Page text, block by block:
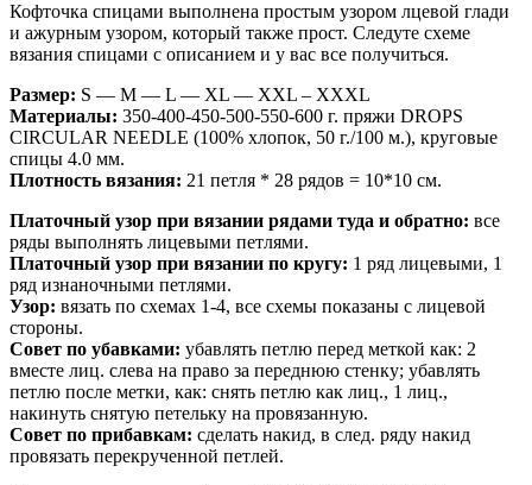
Кофточка спицами выполнена простым узором лцевой глади
и ажурным узором, который также прост. Следуте схеме
вязания спицами с описанием и у вас все получиться.
Размер: S — M — L — XL — XXL – XXXL
Материалы: 350-400-450-500-550-600 г. пряжи DROPS
CIRCULAR NEEDLE (100% хлопок, 50 г./100 м.), круговые
спицы 4.0 мм.
Плотность вязания: 21 петля * 28 рядов = 10*10 см.
Платочный узор при вязании рядами туда и обратно: все
ряды выполнять лицевыми петлями.
Платочный узор при вязании по кругу: 1 ряд лицевыми, 1
ряд изнаночными петлями.
Узор: вязать по схемах 1-4, все схемы показаны с лицевой
стороны.
Совет по убавками: убавлять петлю перед меткой как: 2
вместе лиц. слева на право за переднюю стенку; убавлять
петлю после метки, как: снять петлю как лиц., 1 лиц.,
накинуть снятую петельку на провязанную.
Совет по прибавкам: сделать накид, в след. ряду накид
провязать перекрученной петлей.